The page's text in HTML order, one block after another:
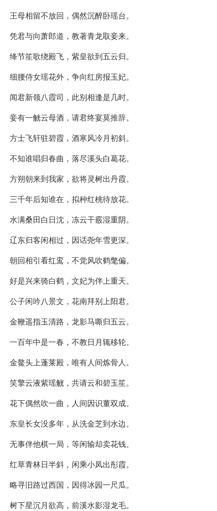
王母相留不放回，偶然沉醉卧瑶台。
凭君与向萧郎道，教著青龙取妾来。
绛节笙歌绕殿飞，紫皇欲到五云归。
细腰侍女瑶花外，争向红房报玉妃。
闻君新领八霞司，此别相逢是几时。
妾有一觥云母酒，请君终宴莫推辞。
方士飞轩驻碧霞，酒寒风冷月初斜。
不知谁唱归春曲，落尽溪头白葛花。
方朔朝来到我家，欲将灵树出丹霞。
三千年后知谁在，拟种红桃待放花。
水满桑田白日沈，冻云干霰湿重阴。
辽东归客闲相过，因话尧年雪更深。
朝回相引看红鸾，不觉风吹鹤氅偏。
好是兴来骑白鹤，文妃为伴上重天。
公子闲吟八景文，花南拜别上阳君。
金鞭遥指玉清路，龙影马嘶归五云。
一百年中是一春，不教日月辄移轮。
金鳌头上蓬莱殿，唯有人间炼骨人。
笑擎云液紫瑶觥，共请云和碧玉笙。
花下偶然吹一曲，人间因识董双成。
东皇长女没多年，从洗金芝到水边。
无事伴他棋一局，等闲输却卖花钱。
红草青林日半斜，闲乘小凤出彤霞。
略寻旧路过西国，因得冰园一尺瓜。
树下星沉月欲高，前溪水影湿龙毛。